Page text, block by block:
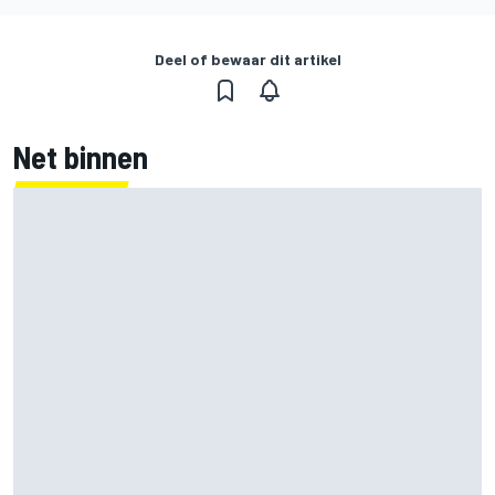
Deel of bewaar dit artikel
Net binnen